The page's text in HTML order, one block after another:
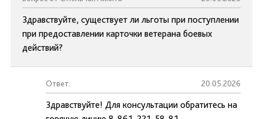
Здравствуйте, существует ли льготы при поступлении
при предоставлении карточки ветерана боевых
действий?
Ответ: 20.05.2026
Здравствуйте! Для консультации обратитесь на